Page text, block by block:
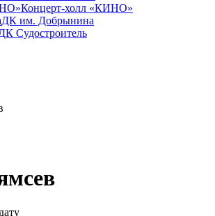
Концерт-холл «КИНО»
ДК им. Добрынина
Судостроитель